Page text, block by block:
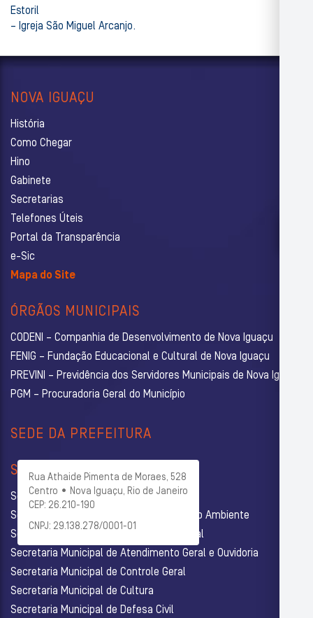
Estoril
– Igreja São Miguel Arcanjo.
NOVA IGUAÇU
História
Como Chegar
Hino
Gabinete
Secretarias
Telefones Úteis
Portal da Transparência
e-Sic
Mapa do Site
ÓRGÃOS MUNICIPAIS
CODENI – Companhia de Desenvolvimento de Nova Iguaçu
FENIG – Fundação Educacional e Cultural de Nova Iguaçu
PREVINI – Previdência dos Servidores Municipais de Nova Iguaçu
PGM – Procuradoria Geral do Município
SEDE DA PREFEITURA
Rua Athaide Pimenta de Moraes, 528
Centro • Nova Iguaçu, Rio de Janeiro
CEP: 26.210-190
CNPJ: 29.138.278/0001-01
SECRETARIAS
Secretaria Municipal de Administração
Secretaria Municipal de Agricultura e Meio Ambiente
Secretaria Municipal de Assistência Social
Secretaria Municipal de Atendimento Geral e Ouvidoria
Secretaria Municipal de Controle Geral
Secretaria Municipal de Cultura
Secretaria Municipal de Defesa Civil